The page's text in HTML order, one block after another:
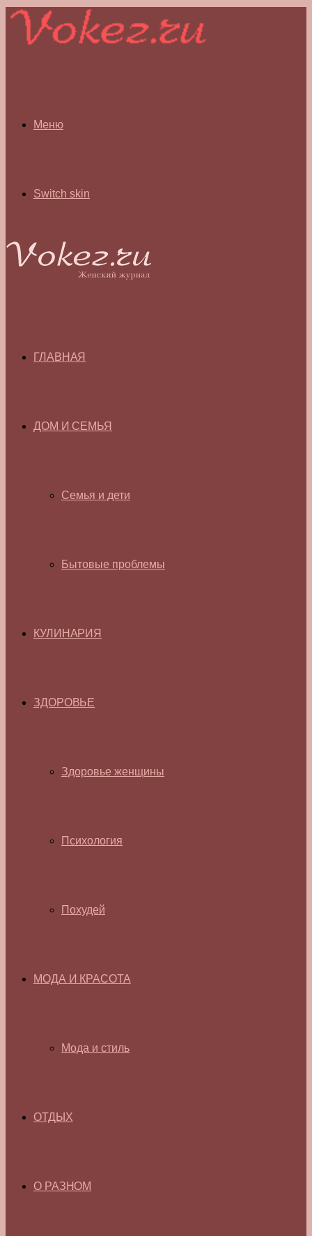
Меню
Switch skin
ГЛАВНАЯ
ДОМ И СЕМЬЯ
Семья и дети
Бытовые проблемы
КУЛИНАРИЯ
ЗДОРОВЬЕ
Здоровье женщины
Психология
Похудей
МОДА И КРАСОТА
Мода и стиль
ОТДЫХ
О РАЗНОМ